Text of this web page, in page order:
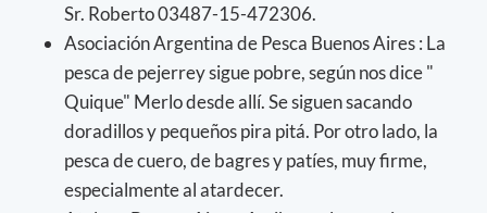
Sr. Roberto 03487-15-472306.
Asociación Argentina de Pesca Buenos Aires : La
pesca de pejerrey sigue pobre, según nos dice "
Quique" Merlo desde allí. Se siguen sacando
doradillos y pequeños pira pitá. Por otro lado, la
pesca de cuero, de bagres y patíes, muy firme,
especialmente al atardecer.